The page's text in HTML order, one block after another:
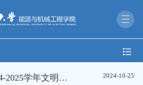
关于能机学院2024-2025学年文明宿舍创建、新生寝室美化大赛评选名单公示 2024-10-25